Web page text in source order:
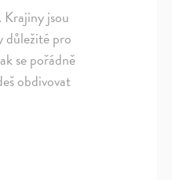
Krajiny jsou
důležité pro
se pořádně
obdivovat